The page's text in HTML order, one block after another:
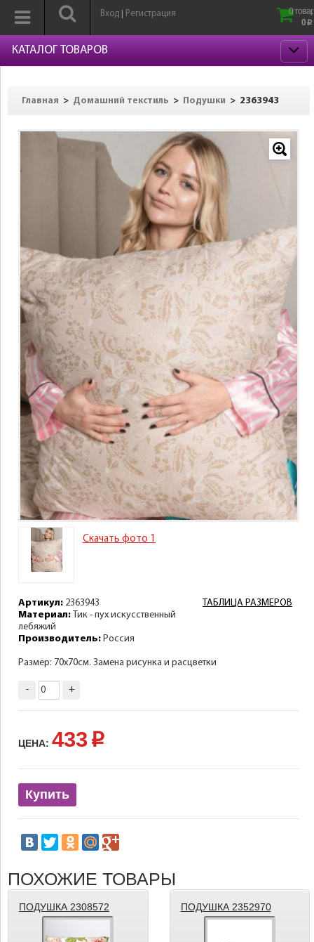
Вход Регистрация
0
0 p
КАТАЛОГ ТОВАРОВ
Главная > Домашний текстиль > Подушки > 2363943
Скачать фото 1
ТАБЛИЦА РАЗМЕРОВ
Артикул: 2363943
Материал: Тик - пух искусственный
лебяжий
Производитель: Россия
Размер: 70х70см. Замена рисунка и расцветки
- +
ЦЕНА: 433 p
Купить
ПОХОЖИЕ ТОВАРЫ
ПОДУШКА 2308572 ПОДУШКА 2352970